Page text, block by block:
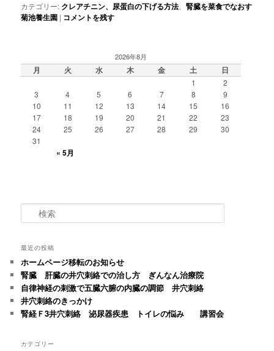
カテゴリー: クレアチニン、尿蛋白の下げる方法 、腎臓を菜食でなおす
菊池養生園 | コメントを残す
2026年8月
月 火 水 木 金 土 日
1
2
3
4 5 6 7 8
9
10
11 12 13 14 15
16
17
18 19 20 21 22
23
24
25 26 27 28 29
30
31
« 5月
索
最近の投稿
ホームページ移転のお知らせ
腎臓 肝臓の井穴刺絡での治し方 ぎんなん治療院
自律神経の刺激で五臓六腑の内臓の調節 井穴刺絡
井穴刺絡のきっかけ
腎経Ｆ3井穴刺絡 泌尿器疾患 トイレの悩み 講習会
カテゴリー